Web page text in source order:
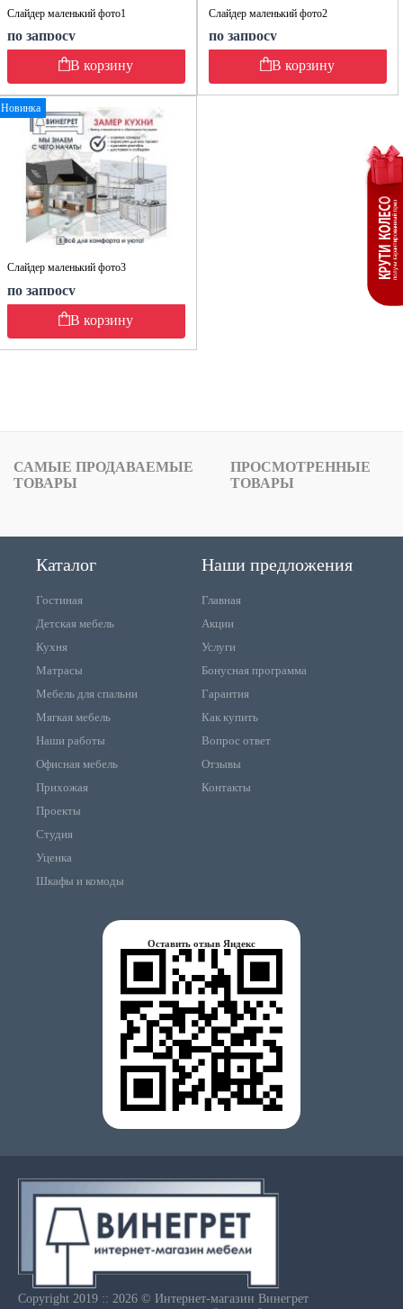
Слайдер маленький фото1
по запросу
В корзину
Слайдер маленький фото2
по запросу
В корзину
Новинка
Слайдер маленький фото3
по запросу
В корзину
САМЫЕ ПРОДАВАЕМЫЕ
ТОВАРЫ
ПРОСМОТРЕННЫЕ
ТОВАРЫ
Каталог
Гостиная
Детская мебель
Кухня
Матрасы
Мебель для спальни
Мягкая мебель
Наши работы
Офисная мебель
Прихожая
Проекты
Студия
Уценка
Шкафы и комоды
Наши предложения
Главная
Акции
Услуги
Бонусная программа
Гарантия
Как купить
Вопрос ответ
Отзывы
Контакты
Оставить отзыв Яндекс
Copyright 2019 :: 2026 © Интернет-магазин Винегрет